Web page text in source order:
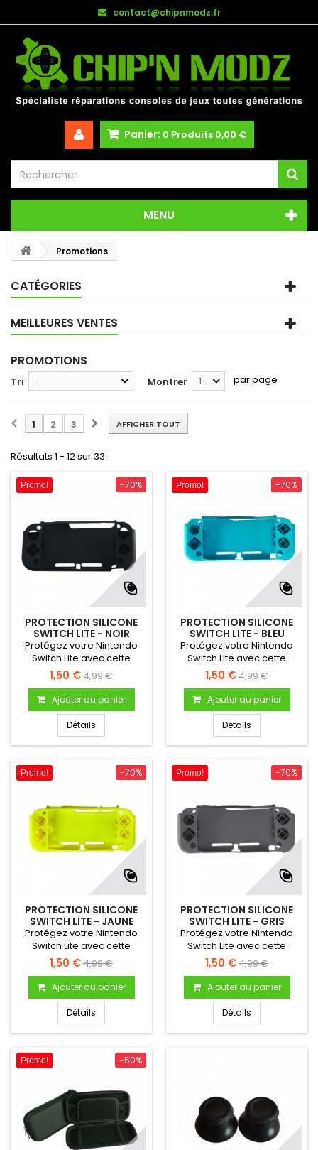
contact@chipnmodz.fr
Panier: 0 Produits 0,00 €
MENU
Promotions
CATÉGORIES
MEILLEURES VENTES
PROMOTIONS
Tri -- Montrer 12 par page
AFFICHER TOUT
1 2 3
Résultats 1 - 12 sur 33.
Promo!
PROTECTION SILICONE
SWITCH LITE - NOIR
Protégez votre Nintendo
Switch Lite avec cette
coque en silicone. Permet
de protéger la console En
silicone (souple) Couleur
noire
1,50 €4,99 €
-70%
Ajouter au panier
Détails
Promo!
PROTECTION SILICONE
SWITCH LITE - BLEU
Protégez votre Nintendo
Switch Lite avec cette
coque en silicone. Permet
de protéger la console En
silicone (souple) Couleur
bleue
1,50 €4,99 €
-70%
Ajouter au panier
Détails
Promo!
PROTECTION SILICONE
SWITCH LITE - JAUNE
Protégez votre Nintendo
Switch Lite avec cette
coque en silicone. Permet
de protéger la console En
silicone (souple) Couleur
Jaune
1,50 €4,99 €
-70%
Ajouter au panier
Détails
Promo!
PROTECTION SILICONE
SWITCH LITE - GRIS
Protégez votre Nintendo
Switch Lite avec cette
coque en silicone. Permet
de protéger la console En
silicone (souple) Couleur
grise
1,50 €4,99 €
-70%
Ajouter au panier
Détails
Promo! -50%